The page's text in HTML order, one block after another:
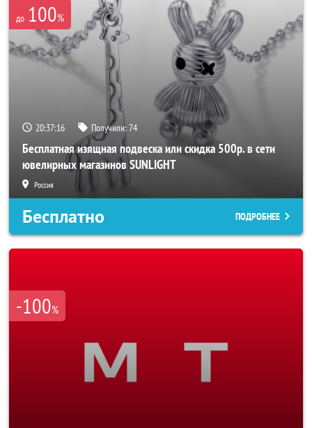
до 100%
20:37:14 Получили:74
Бесплатная изящная подвеска или скидка 500р. в сети
ювелирных магазинов SUNLIGHT
Россия
Бесплатно ПОДРОБНЕЕ
-100%